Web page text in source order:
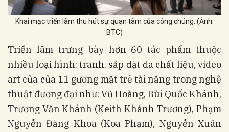
Khai mạc triển lãm thu hút sự quan tâm của công chúng. (Ảnh:
BTC)
Triển lãm trưng bày hơn 60 tác phẩm thuộc
nhiều loại hình: tranh, sắp đặt đa chất liệu, video
art của của 11 gương mặt trẻ tài năng trong nghệ
thuật đương đại như: Vũ Hoàng, Bùi Quốc Khánh,
Trương Văn Khánh (Keith Khánh Trương), Phạm
Nguyễn Đăng Khoa (Koa Phạm), Nguyễn Xuân